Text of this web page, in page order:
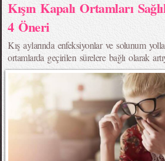
Kışın Kapalı Ortamları
4 Öneri
Kış aylarında enfeksiyonlar ve solunum
ortamlarda geçirilen sürelere bağlı olarak